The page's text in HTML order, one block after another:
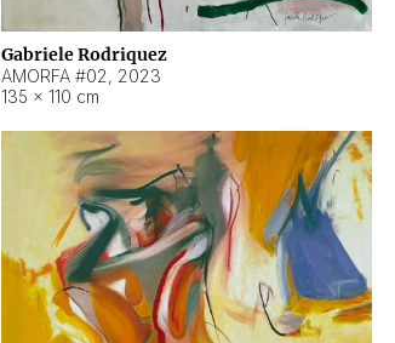
Gabriele Rodriquez
AMORFA #02, 2023
135 × 110 cm